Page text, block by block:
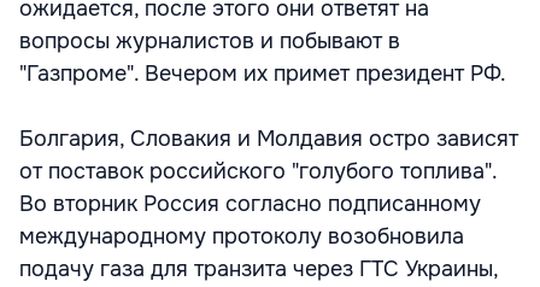
ожидается, после этого они ответят на
вопросы журналистов и побывают в
"Газпроме". Вечером их примет президент РФ.
Болгария, Словакия и Молдавия остро зависят
от поставок российского "голубого топлива".
Во вторник Россия согласно подписанному
международному протоколу возобновила
подачу газа для транзита через ГТС Украины,